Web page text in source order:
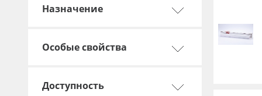
Назначение
Особые свойства
Доступность